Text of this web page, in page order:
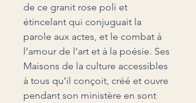
de ce granit rose poli et
étincelant qui conjuguait la
parole aux actes, et le combat à
l’amour de l’art et à la poésie. Ses
Maisons de la culture accessibles
à tous qu’il conçoit, créé et ouvre
pendant son ministère en sont